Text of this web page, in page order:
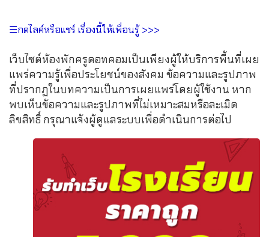
☰กดไลค์หรือแชร์ เรื่องนี้ให้เพื่อนรู้ >>>
เว็บไซต์ห้องพักครูดอทคอมเป็นเพียงผู้ให้บริการพื้นที่เผย
แพร่ความรู้เพื่อประโยชน์ของสังคม ข้อความและรูปภาพ
ที่ปรากฏในบทความเป็นการเผยแพร่โดยผู้ใช้งาน หาก
พบเห็นข้อความและรูปภาพที่ไม่เหมาะสมหรือละเมิด
ลิขสิทธิ์ กรุณาแจ้งผู้ดูแลระบบเพื่อดำเนินการต่อไป